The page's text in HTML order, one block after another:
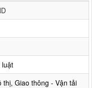
luật
Giao thông - Vận tải